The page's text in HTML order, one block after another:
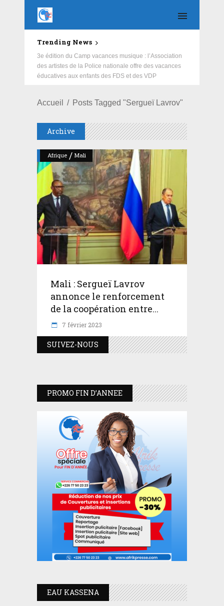
Trending News
Education : la fédération de la Russie rénove les
écoles primaire et collège du Camp Général
Aboubacar Sangoulé Lamizana
Accueil Posts Tagged "Sergueï Lavrov"
Archive
Afrique / Mali
Mali : Sergueï Lavrov
annonce le renforcement
de la coopération entre...
7 février 2023
SUIVEZ-NOUS
PROMO FIN D’ANNEE
EAU KASSENA